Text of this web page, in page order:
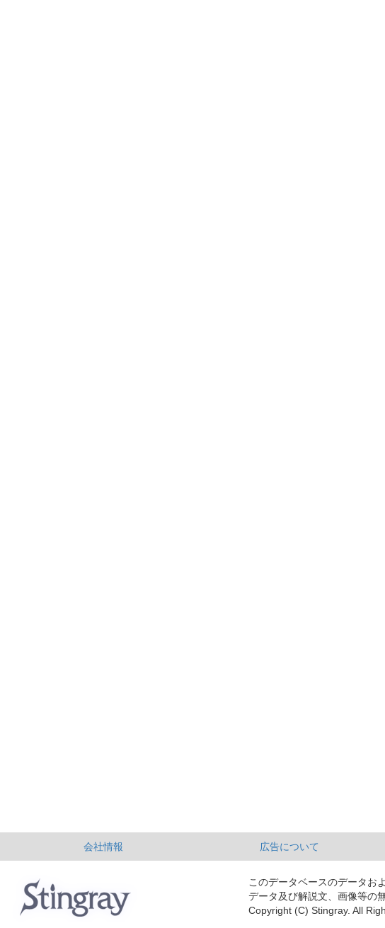
会社情報 広告について
このデータベースのデータお
データ及び解説文、画像等の
Copyright (C) Stingray. All